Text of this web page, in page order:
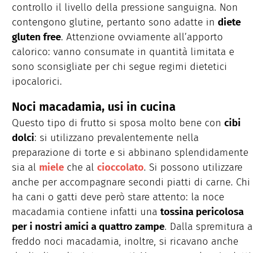
controllo il livello della pressione sanguigna. Non
contengono glutine, pertanto sono adatte in diete
gluten free. Attenzione ovviamente all’apporto
calorico: vanno consumate in quantità limitata e
sono sconsigliate per chi segue regimi dietetici
ipocalorici.
Noci macadamia, usi in cucina
Questo tipo di frutto si sposa molto bene con cibi
dolci: si utilizzano prevalentemente nella
preparazione di torte e si abbinano splendidamente
sia al miele che al cioccolato. Si possono utilizzare
anche per accompagnare secondi piatti di carne. Chi
ha cani o gatti deve però stare attento: la noce
macadamia contiene infatti una tossina pericolosa
per i nostri amici a quattro zampe. Dalla spremitura a
freddo noci macadamia, inoltre, si ricavano anche